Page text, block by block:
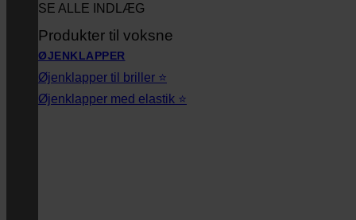
SE ALLE INDLÆG
Produkter til voksne
ØJENKLAPPER
Øjenklapper til briller ⭐
Øjenklapper med elastik ⭐